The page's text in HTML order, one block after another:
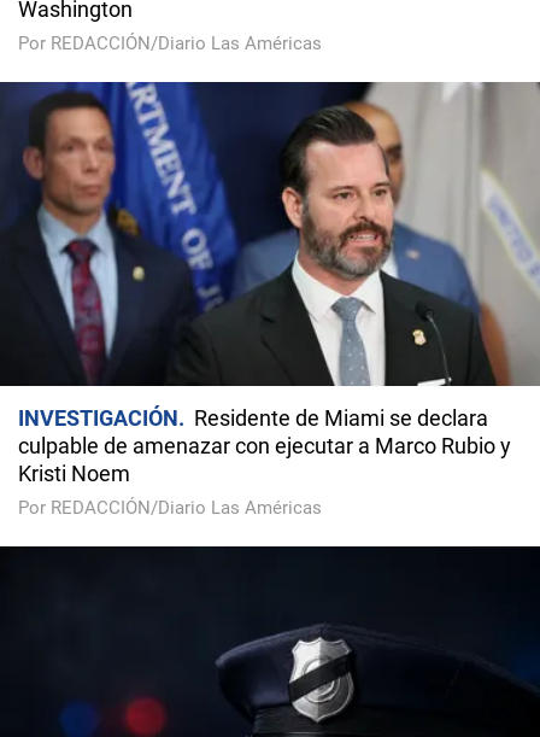
Washington
Por REDACCIÓN/Diario Las Américas
INVESTIGACIÓN
Residente de Miami se declara
culpable de amenazar con ejecutar a Marco Rubio y
Kristi Noem
Por REDACCIÓN/Diario Las Américas